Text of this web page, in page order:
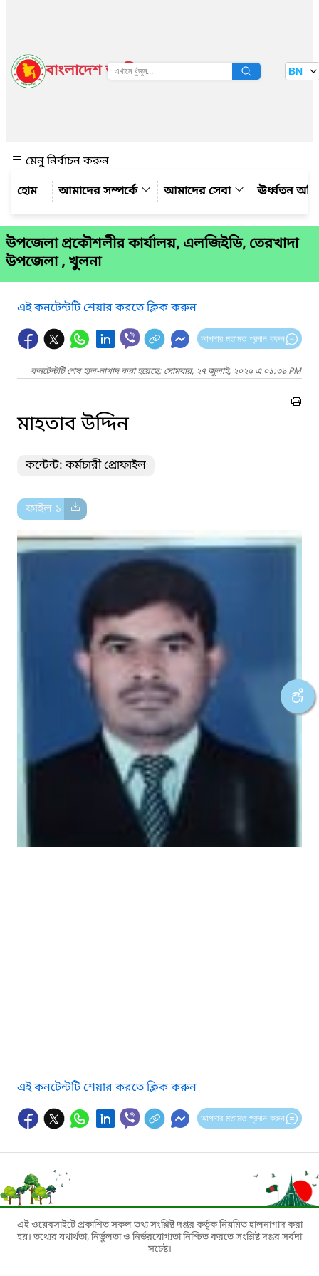
বাংলাদেশ জাতীয় তথ্য বাতায়ন BN
মেনু নির্বাচন করুন
আমাদের সম্পর্কে
আমাদের সেবা ঊর্ধ্বতন
উপজেলা প্রকৌশলীর কার্যালয়, এলজিইডি, তেরখাদা
উপজেলা , খুলনা
এই কনটেন্টটি শেয়ার করতে ক্লিক করুন
আপনার মতামত প্রদান করুন
কনটেন্টটি শেষ হাল-নাগাদ করা হয়েছে: সোমবার, ২৭ জুলাই, ২০২৬ এ ০১:৩৯ PM
মাহতাব উদ্দিন
কন্টেন্ট: কর্মচারী প্রোফাইল
ফাইল ১
এই কনটেন্টটি শেয়ার করতে ক্লিক করুন
আপনার মতামত প্রদান করুন
এই ওয়েবসাইটে প্রকাশিত সকল তথ্য সংশ্লিষ্ট দপ্তর কর্তৃক নিয়মিত হালনাগাদ করা
হয়। তথ্যের যথার্থতা, নির্ভুলতা ও নির্ভরযোগ্যতা নিশ্চিত করতে সংশ্লিষ্ট দপ্তর সর্বদা
সচেষ্ট।